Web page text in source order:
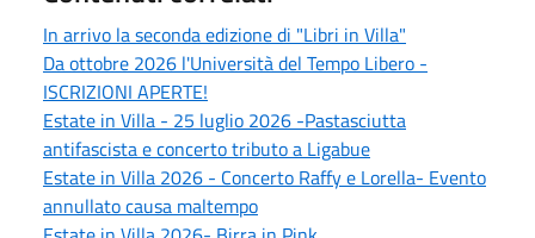
In arrivo la seconda edizione di "Libri in Villa"
Da ottobre 2026 l'Università del Tempo Libero -
ISCRIZIONI APERTE!
Estate in Villa - 25 luglio 2026 -Pastasciutta
antifascista e concerto tributo a Ligabue
Estate in Villa 2026 - Concerto Raffy e Lorella- Evento
annullato causa maltempo